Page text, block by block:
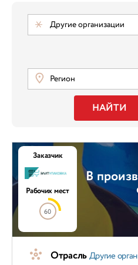
Другие организации
Регион
НАЙТИ
В
Заказчик
Рабочих мест
60
ОтрасльДругие